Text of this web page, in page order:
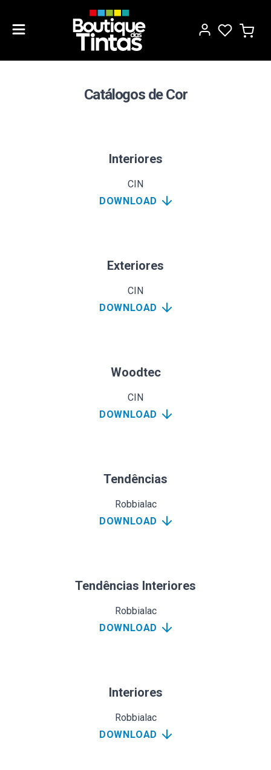
Catálogos de Cor
Interiores
CIN
DOWNLOAD
Exteriores
CIN
DOWNLOAD
Woodtec
CIN
DOWNLOAD
Tendências
Robbialac
DOWNLOAD
Tendências Interiores
Robbialac
DOWNLOAD
Interiores
Robbialac
DOWNLOAD